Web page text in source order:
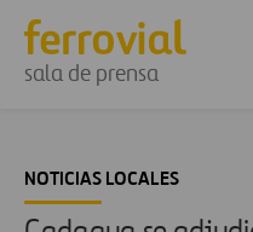
sala de prensa
NOTICIAS LOCALES